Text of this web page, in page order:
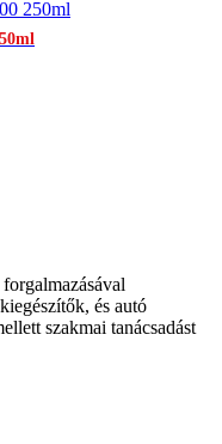
és autó
szakmai tanácsadást